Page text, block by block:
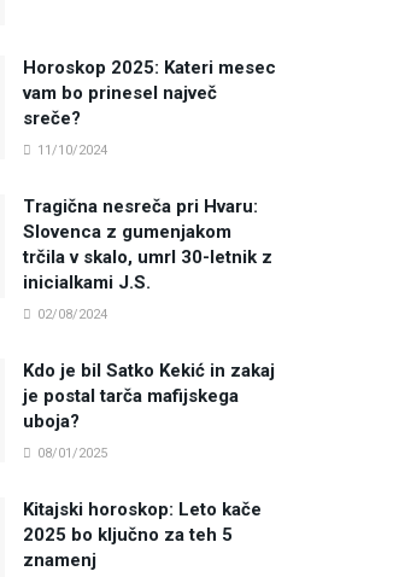
Horoskop 2025: Kateri mesec
vam bo prinesel največ
sreče?
11/10/2024
Tragična nesreča pri Hvaru:
Slovenca z gumenjakom
trčila v skalo, umrl 30-letnik z
inicialkami J.S.
02/08/2024
Kdo je bil Satko Kekić in zakaj
je postal tarča mafijskega
uboja?
08/01/2025
Kitajski horoskop: Leto kače
2025 bo ključno za teh 5
znamenj